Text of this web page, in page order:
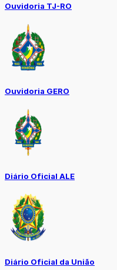
Ouvidoria TJ-RO
Ouvidoria GERO
Diário Oficial ALE
Diário Oficial da União